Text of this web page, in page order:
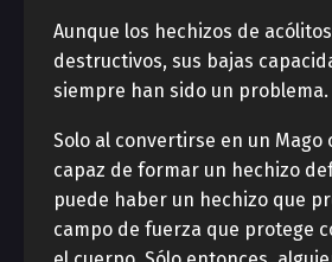
Aunque los hechizos de
destructivos, sus bajas
siempre han sido un problema.
Solo al convertirse en un Mago
capaz de formar un hechizo
puede haber un hechizo que
campo de fuerza que protege